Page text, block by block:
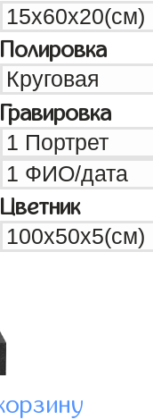
Полировка
Гравировка
Цветник